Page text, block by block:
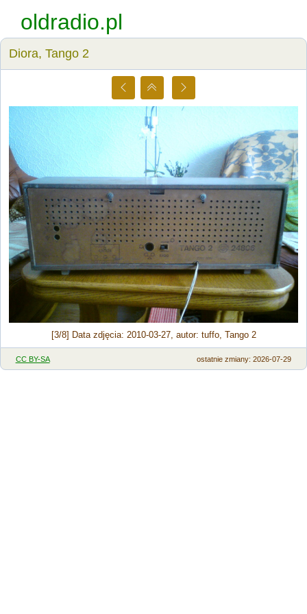
oldradio.pl
Diora, Tango 2
[3/8] Data zdjęcia: 2010-03-27, autor: tuffo, Tango 2
CC BY-SA ostatnie zmiany: 2026-07-29